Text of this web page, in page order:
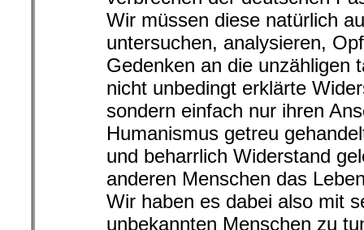
Wir müssen diese natürlich
untersuchen, analysieren,
Gedenken an die unzähligen
nicht unbedingt erklärte
sondern einfach nur ihren
Humanismus getreu
und beharrlich Widerstand
anderen Menschen das
Wir haben es dabei also mit
unbekannten Menschen zu